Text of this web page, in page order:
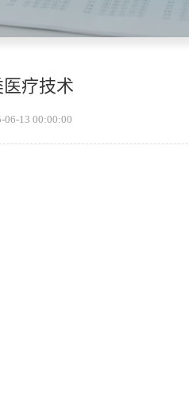
疗技术
06-13 00:00:00